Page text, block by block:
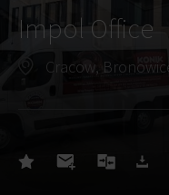
Impol Office
Cracow,